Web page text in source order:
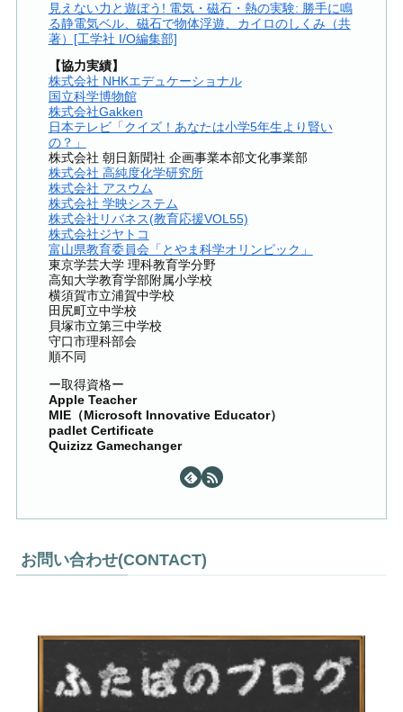
見えない力と遊ぼう! 電気・磁石・熱の実験: 勝手に鳴
る静電気ベル、磁石で物体浮遊、カイロのしくみ（共
著）[工学社 I/O編集部]
【協力実績】
株式会社 NHKエデュケーショナル
国立科学博物館
株式会社Gakken
日本テレビ「クイズ！あなたは小学5年生より賢い
の？」
株式会社 朝日新聞社 企画事業本部文化事業部
株式会社 高純度化学研究所
株式会社 アスウム
株式会社 学映システム
株式会社リバネス(教育応援VOL55)
株式会社ジヤトコ
富山県教育委員会「とやま科学オリンピック」
東京学芸大学 理科教育学分野
高知大学教育学部附属小学校
横須賀市立浦賀中学校
田尻町立中学校
貝塚市立第三中学校
守口市理科部会
順不同
ー取得資格ー
Apple Teacher
MIE（Microsoft Innovative Educator）
padlet Certificate
Quizizz Gamechanger
お問い合わせ(CONTACT)